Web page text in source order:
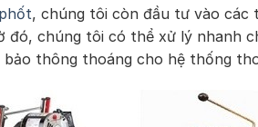
, chúng tôi còn đầu tư vào các
đó, chúng tôi có thể xử lý nhanh
bảo thông thoáng cho hệ thống